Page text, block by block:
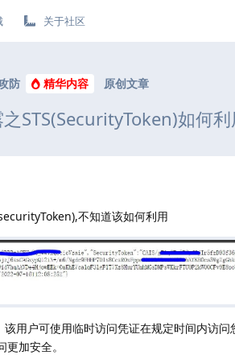
关于社区
防 精华内容 原创文章
STS(SecurityToken)如何利
不知道该如何利用
用户可使用临时访问凭证在规定时间内访问
加安全。